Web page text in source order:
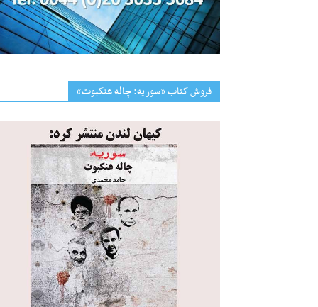
فروش کتاب «سوریه: چاله عنکبوت»